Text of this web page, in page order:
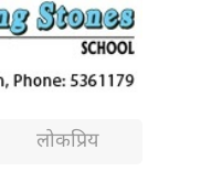
लोकप्रिय